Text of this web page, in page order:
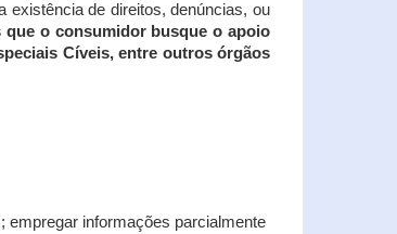
existência de direitos, denúncias, ou
que o consumidor busque o apoio
Cíveis, entre outros órgãos
empregar informações parcialmente